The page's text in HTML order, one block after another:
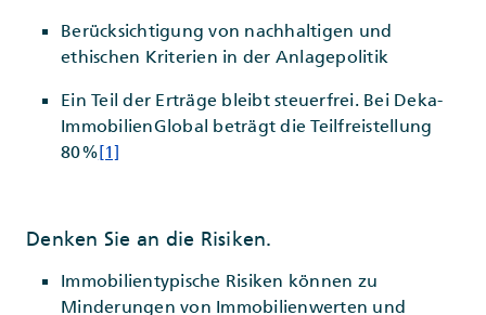
Berücksichtigung von nachhaltigen und
ethischen Kriterien in der Anlagepolitik
Ein Teil der Erträge bleibt steuerfrei. Bei Deka-
ImmobilienGlobal beträgt die Teilfreistellung
80%[1]
Denken Sie an die Risiken.
Immobilientypische Risiken können zu
Minderungen von Immobilienwerten und